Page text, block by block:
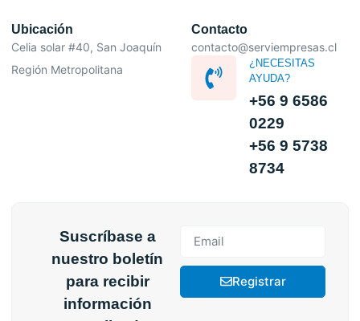
Ubicación
Celia solar #40, San Joaquín
Región Metropolitana
Contacto
contacto@serviempresas.cl
¿NECESITAS
AYUDA?
+56 9 6586
0229
+56 9 5738
8734
Suscríbase a
nuestro boletín
para recibir
información
Registrar